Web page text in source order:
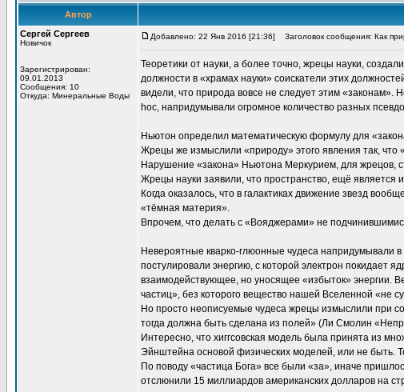
Автор
Сергей Сергеев
Новичок
Зарегистрирован:
09.01.2013
Сообщения: 10
Откуда: Минеральные Воды
Добавлено: 22 Янв 2016 [21:36] Заголовок сообщения: Как
Теоретики от науки, а более точно, жрецы науки,
должности в «храмах науки» соискатели этих
видели, что природа вовсе не следует этим
hoc, напридумывали огромное количество разных
Ньютон определил математическую формулу для
Жрецы же измыслили «природу» этого явления так, что
Нарушение «закона» Ньютона Меркурием, для жрецов,
Жрецы науки заявили, что пространство, ещё является
Когда оказалось, что в галактиках движение звезд
«тёмная материя».
Впрочем, что делать с «Вояджерами» не
Невероятные кварко-глюонные чудеса
постулировали энергию, с которой электрон покидает
взаимодействующее, но уносящее «избыток» энергии.
частиц», без которого вещество нашей Вселенной «не
Но просто неописуемые чудеса жрецы измыслили при
тогда должна быть сделана из полей» (Ли Смолин
Интересно, что хиггсовская модель была принята из
Эйнштейна основой физических моделей, или не быть.
По поводу «частица Бога» все были «за», иначе
отслюнили 15 миллиардов американских долларов на